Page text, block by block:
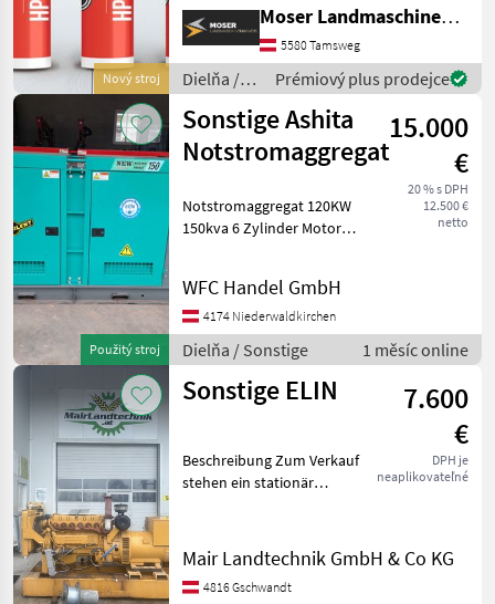
Nový stroj
und Industrie Unser HP-
Schmierfett auf Calcium-
Sulfonat-Komplex-Basis
Moser Landmaschinenhandel
5580 Tamsweg
Dielňa /
Sonstige
Prémiový plus prodejce
Použitý stroj
Sonstige Ashita
Notstromaggregat
15.000
€
20 % s DPH
12.500 €
netto
Notstromaggregat 120KW
150kva 6 Zylinder Motor
WFC Handel GmbH
4174 Niederwaldkirchen
Dielňa / Sonstige 1 měsíc online
Sonstige ELIN
7.600
€
DPH je
neaplikovateľné
Beschreibung Zum Verkauf
stehen ein stationär
STAMFORD HC434D
Generator und Steyr WD
615 Industriemotor. Die
Mair Landtechnik GmbH & Co KG
4816 Gschwandt